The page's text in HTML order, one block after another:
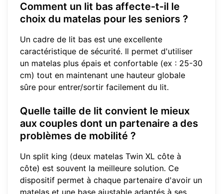
Comment un lit bas affecte-t-il le
choix du matelas pour les seniors ?
Un cadre de lit bas est une excellente
caractéristique de sécurité. Il permet d'utiliser
un matelas plus épais et confortable (ex : 25-30
cm) tout en maintenant une hauteur globale
sûre pour entrer/sortir facilement du lit.
Quelle taille de lit convient le mieux
aux couples dont un partenaire a des
problèmes de mobilité ?
Un split king (deux matelas Twin XL côte à
côte) est souvent la meilleure solution. Ce
dispositif permet à chaque partenaire d'avoir un